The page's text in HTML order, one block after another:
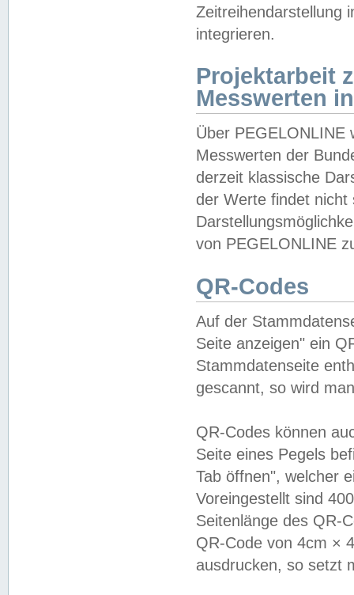
Zeitreihendarstellung
integrieren.
Projektarbeit
Messwerten
Über PEGELONLINE
Messwerten der
derzeit klassische
der Werte findet
von PEGELONLINE
QR-Codes
Auf der
Seite anzeigen" ein
Stammdatenseite
gescannt, so wird
QR-Codes können
Seite eines Pegels
Tab öffnen", welcher
Voreingestellt sind
Seitenlänge des QR-
QR-Code von 4cm ×
ausdrucken, so setzt